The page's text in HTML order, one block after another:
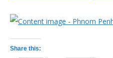
Share this: